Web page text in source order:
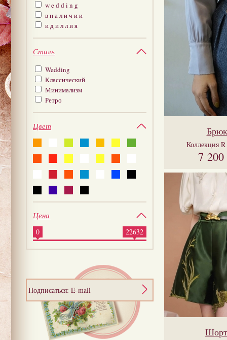
w e d d i n g
в н а л и ч и и
и д и л л и я
Стиль
Wedding
Классический
Минимализм
Ретро
Цвет
Цена
0 22632
Подписаться: E-mail
Коллекция
7 200